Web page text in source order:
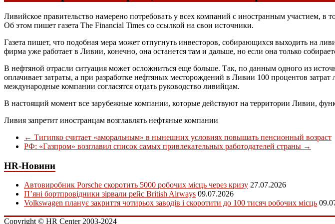
Ливийское правительство намерено потребовать у всех компаний с иностранным участием, в
Об этом пишет газета The Financial Times со ссылкой на свои источники.
Газета пишет, что подобная мера может отпугнуть инвесторов, собирающихся выходить на
фирма уже работает в Ливии, конечно, она останется там и дальше, но если она только
В нефтяной отрасли ситуация может осложниться еще больше. Так, по данным одного из
оплачивает затраты, а при разработке нефтяных месторождений в Ливии 100 процентов
международные компании согласятся отдать руководство ливийцам.
В настоящий момент все зарубежные компании, которые действуют на территории Ливии,
Ливия запретит иностранцам возглавлять нефтяные компании
← Тигипко считает «аморальным» в нынешних условиях повышать пенсионный возраст
РФ: «Газпром» возглавил список самых привлекательных работодателей страны →
HR-Новини
Автовиробник Porsche скоротить 5000 робочих місць через кризу 27.07.2026
П’яні бортпровідники зірвали рейс British Airways 09.07.2026
Volkswagen планує закриття чотирьох заводів і скоротити до 100 тисяч робочих місць
Copyright © HR Center 2003-2024